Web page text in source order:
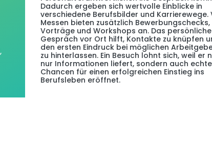
Dadurch ergeben sich wertvolle Einblicke in
verschiedene Berufsbilder und Karrierewege.
Messen bieten zusätzlich Bewerbungschecks,
Vorträge und Workshops an. Das persönliche
Gespräch vor Ort hilft, Kontakte zu knüpfen
den ersten Eindruck bei möglichen
zu hinterlassen. Ein Besuch lohnt sich, weil er
nur Informationen liefert, sondern auch echte
Chancen für einen erfolgreichen Einstieg ins
Berufsleben eröffnet.